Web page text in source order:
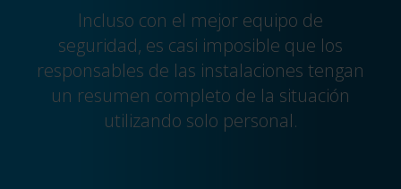
Incluso con el mejor equipo de
seguridad, es casi imposible que los
responsables de las instalaciones tengan
un resumen completo de la situación
utilizando solo personal.